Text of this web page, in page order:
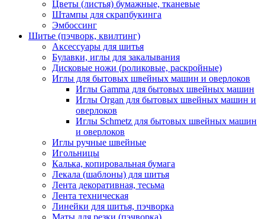
Цветы (листья) бумажные, тканевые
Штампы для скрапбукинга
Эмбоссинг
Шитье (пэчворк, квилтинг)
Аксессуары для шитья
Булавки, иглы для закалывания
Дисковые ножи (роликовые, раскройные)
Иглы для бытовых швейных машин и оверлоков
Иглы Gamma для бытовых швейных машин
Иглы Organ для бытовых швейных машин и
оверлоков
Иглы Schmetz для бытовых швейных машин
и оверлоков
Иглы ручные швейные
Игольницы
Калька, копировальная бумага
Лекала (шаблоны) для шитья
Лента декоративная, тесьма
Лента техническая
Линейки для шитья, пэчворка
Маты для резки (пэчворка)